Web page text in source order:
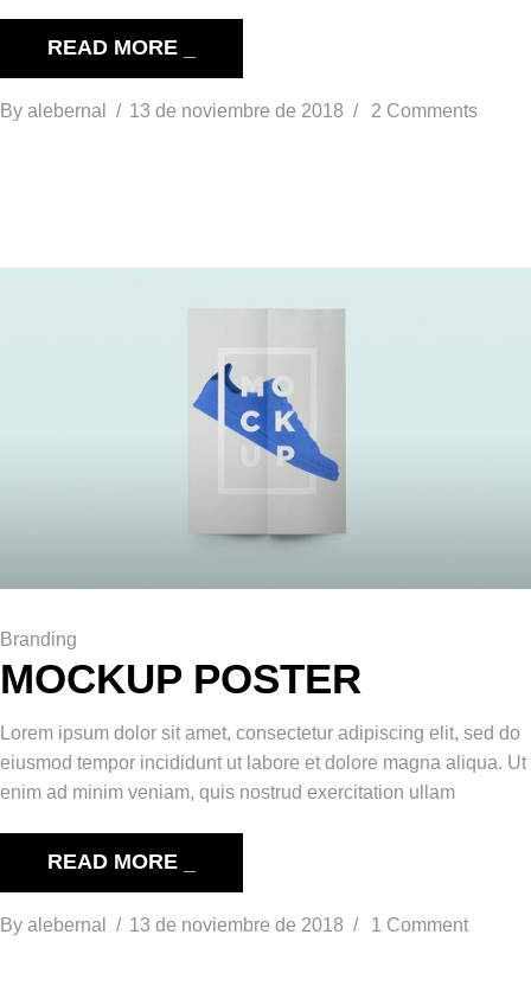
READ MORE _
By alebernal 13 de noviembre de 2018 2 Comments
Branding
MOCKUP POSTER
Lorem ipsum dolor sit amet, consectetur adipiscing elit, sed do
eiusmod tempor incididunt ut labore et dolore magna aliqua. Ut
enim ad minim veniam, quis nostrud exercitation ullam
READ MORE _
By alebernal 13 de noviembre de 2018 1 Comment